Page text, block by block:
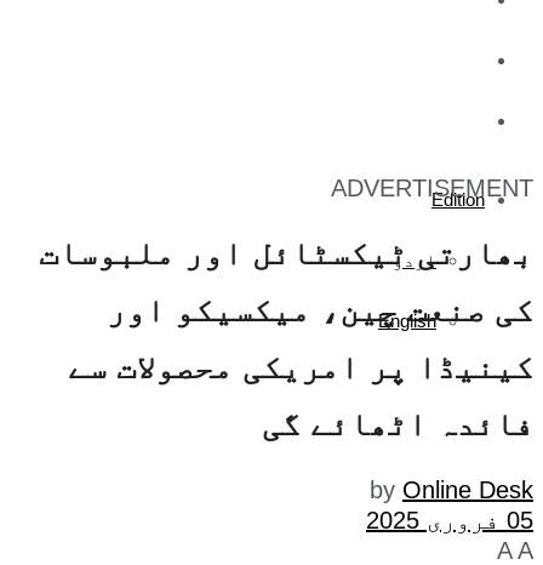
Edition
اردو
English
ADVERTISEMENT
بھارتی ٹیکسٹائل اور ملبوسات
کی صنعت چین، میکسیکو اور
کینیڈا پر امریکی محصولات سے
فائدہ اٹھائے گی
by Online Desk
05 فروری 2025
A A